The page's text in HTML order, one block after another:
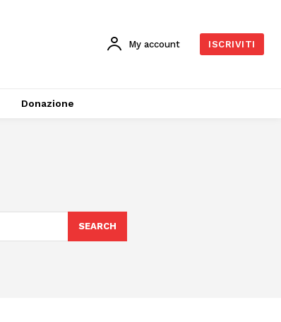
My account ISCRIVITI
Donazione
SEARCH